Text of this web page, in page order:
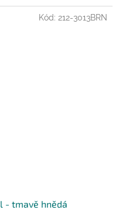
- tmavě hnědá
Kód: 212-3013BRN